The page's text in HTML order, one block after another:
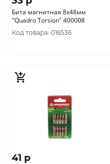
Бита магнитная 8х48мм
"Quadro Torsion" 400008
Код товара: 016536
41 p